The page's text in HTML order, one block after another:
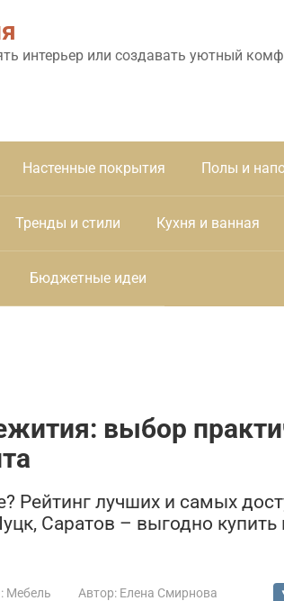
интерьер или создавать уютный
Настенные покрытия Полы и
Тренды и стили Кухня и ванная
Бюджетные идеи
выбор
Рейтинг лучших и самых
Саратов – выгодно купить
Мебель Автор: Елена Смирнова